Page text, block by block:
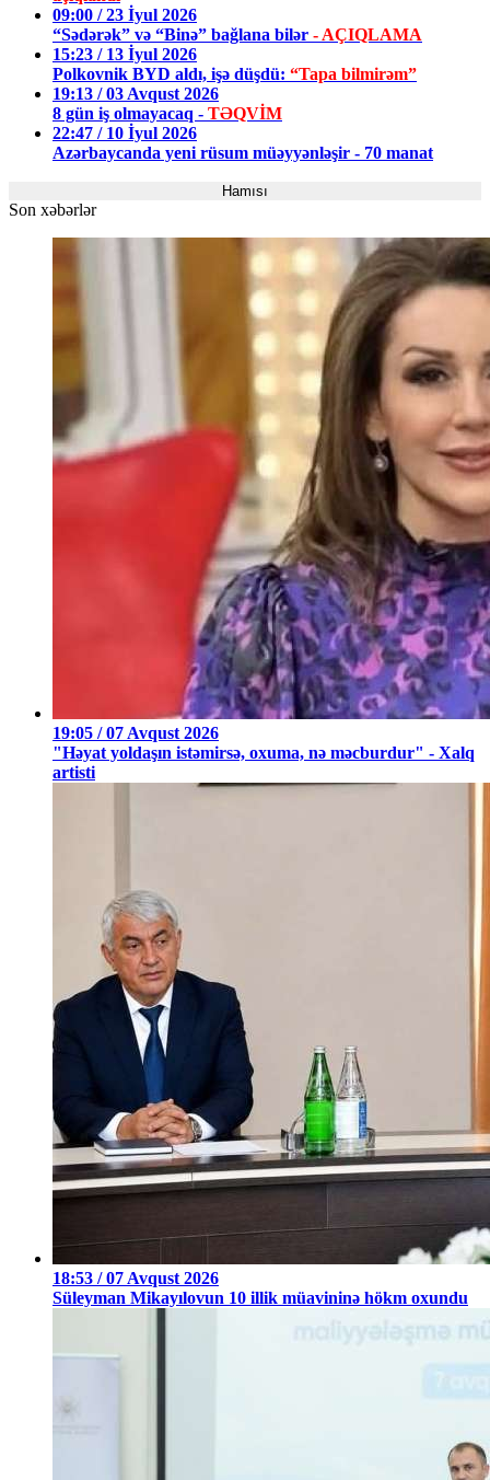
09:00 / 23 İyul 2026
“Sədərək” və “Binə” bağlana bilər - AÇIQLAMA
15:23 / 13 İyul 2026
Polkovnik BYD aldı, işə düşdü: “Tapa bilmirəm”
19:13 / 03 Avqust 2026
8 gün iş olmayacaq - TƏQVİM
22:47 / 10 İyul 2026
Azərbaycanda yeni rüsum müəyyənləşir - 70 manat
Hamısı
Son xəbərlər
19:05 / 07 Avqust 2026
"Həyat yoldaşın istəmirsə, oxuma, nə məcburdur" - Xalq
artisti
18:53 / 07 Avqust 2026
Süleyman Mikayılovun 10 illik müavininə hökm oxundu